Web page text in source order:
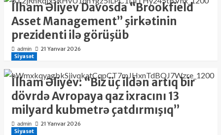
İlham Əliyev Davosda “Brookfield
Asset Management” şirkətinin
prezidenti ilə görüşüb
admin
21 Yanvar 2026
Siyasət
İlham Əliyev: “Biz üç ildən artıq bir
dövrdə Avropaya qaz ixracını 13
milyard kubmetrə çatdırmışıq”
admin
21 Yanvar 2026
Siyasət